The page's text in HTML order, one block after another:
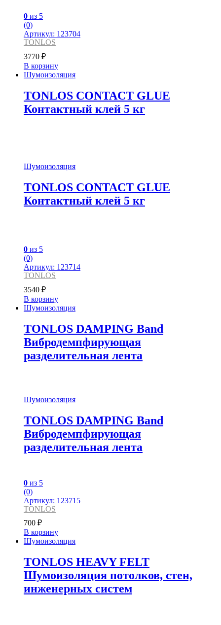
0 из 5
(0)
Артикул: 123704
TONLOS
3770 ₽
В корзину
Шумоизоляция
TONLOS CONTACT GLUE
Контактный клей 5 кг
Шумоизоляция
TONLOS CONTACT GLUE
Контактный клей 5 кг
0 из 5
(0)
Артикул: 123714
TONLOS
3540 ₽
В корзину
Шумоизоляция
TONLOS DAMPING Band
Вибродемпфирующая
разделительная лента
Шумоизоляция
TONLOS DAMPING Band
Вибродемпфирующая
разделительная лента
0 из 5
(0)
Артикул: 123715
TONLOS
700 ₽
В корзину
Шумоизоляция
TONLOS HEAVY FELT
Шумоизоляция потолков, стен,
инженерных систем